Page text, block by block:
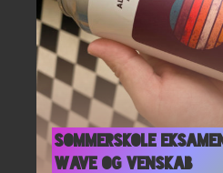
Sommerskole
Wave og Venskab